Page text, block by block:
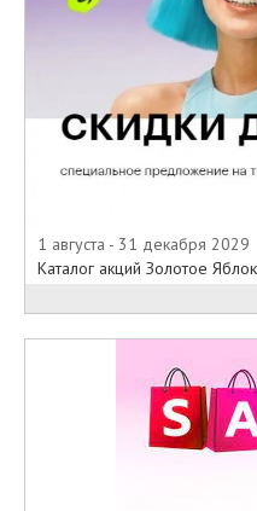
1 августа - 31 декабря 2029
Каталог акций Золотое